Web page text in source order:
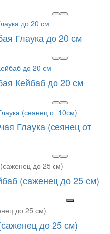
Глаука до 20 см
Кейбаб до 20 см
Глаука (сеянец от
(саженец до 25 см)
до 25 см)